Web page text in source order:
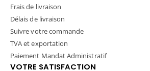
Frais de livraison
Délais de livraison
Suivre votre commande
TVA et exportation
Paiement Mandat Administratif
VOTRE SATISFACTION